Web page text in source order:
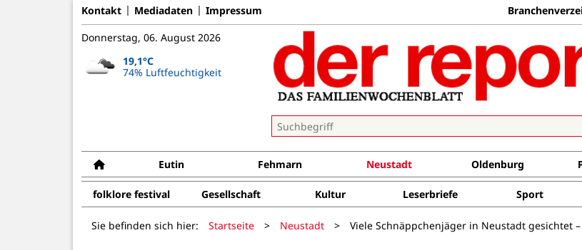
Kontakt Mediadaten Impressum
Donnerstag, 06. August 2026
19,1°C
74% Luftfeuchtigkeit
Eutin Fehmarn Neustadt Oldenburg
folklore festival Gesellschaft Kultur Leserbriefe Sport
Sie befinden sich hier: Startseite > Neustadt > Viele Schnäppchenjäger in Neustadt gesichtet